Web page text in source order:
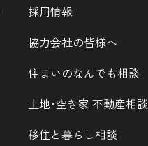
採用情報
協力会社の皆様へ
住まいのなんでも相談
土地･空き家 不動産相談
移住と暮らし相談